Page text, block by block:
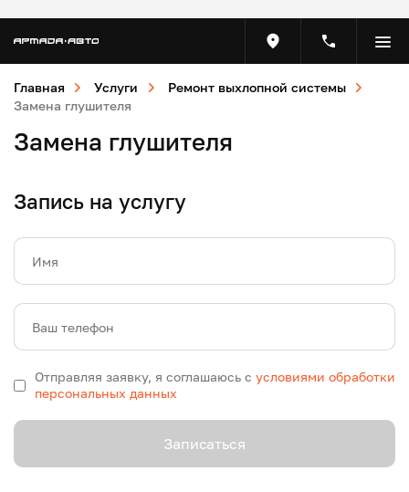
Главная Услуги
Ремонт выхлопной системы
Замена глушителя
Замена глушителя
Запись на услугу
Имя
Ваш телефон
Отправляя заявку, я соглашаюсь с условиями обработки
персональных данных
Записаться